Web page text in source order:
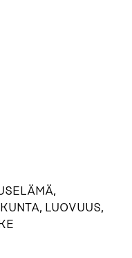
LUOVUUS,